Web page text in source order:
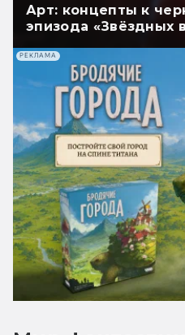
Арт: концепты к
эпизода «Звёздных
РЕКЛАМА